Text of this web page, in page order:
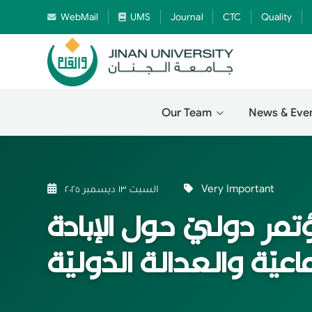
WebMail UMS Journal CTC Quality
Our Team News &
Very Important
دوليّ حول الإبادة
والعدالة الدّوليّة